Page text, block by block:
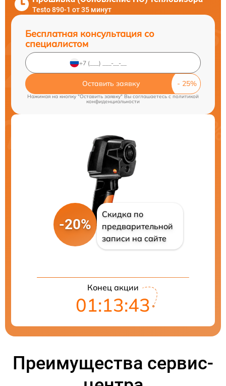
Testo 890-1 от 35 минут
Бесплатная консультация со
специалистом
Оставить заявку
Нажимая на кнопку "Оставить заявку" Вы соглашаетесь cполитикой
конфиденциальности
-20%
Скидка по
предварительной
записи на сайте
Конец акции
01:13:42
Преимущества сервис-